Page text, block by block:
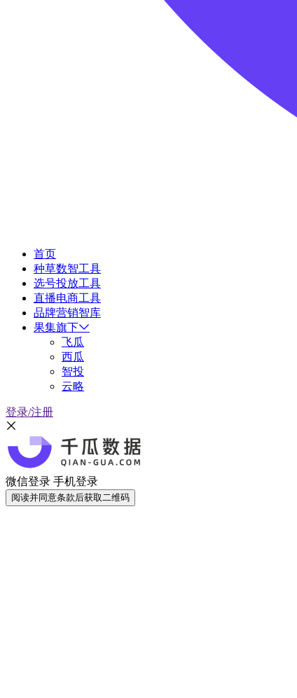
首页
种草数智工具
选号投放工具
直播电商工具
品牌营销智库
果集旗下
飞瓜
西瓜
智投
云略
登录/注册
微信登录 手机登录
阅读并同意条款后获取二维码